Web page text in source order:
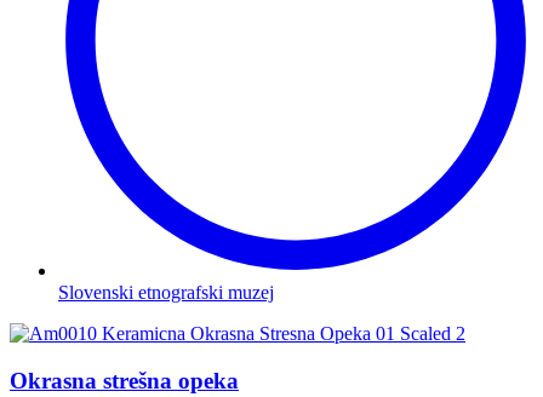
Slovenski etnografski muzej
Okrasna strešna opeka